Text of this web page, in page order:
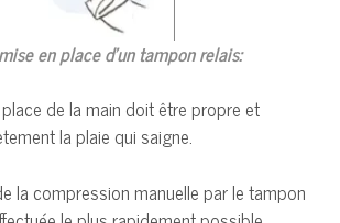
en place d’un tampon relais:
de la main doit être propre et
la plaie qui saigne.
la compression manuelle par le tampon